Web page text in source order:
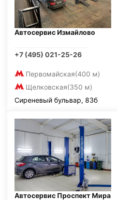
Автосервис Измайлово
+7 (495) 021-25-26
Первомайская(400 м)
Щелковская(350 м)
Сиреневый бульвар, 83б
Автосервис Проспект Мира